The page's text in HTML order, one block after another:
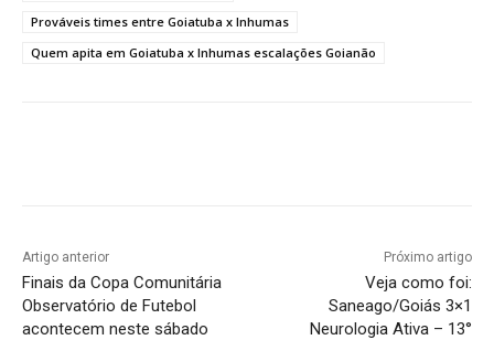
Prováveis times entre Goiatuba x Inhumas
Quem apita em Goiatuba x Inhumas escalações Goianão
Artigo anterior
Finais da Copa Comunitária
Observatório de Futebol
acontecem neste sábado
Próximo artigo
Veja como foi:
Saneago/Goiás 3×1
Neurologia Ativa – 13°